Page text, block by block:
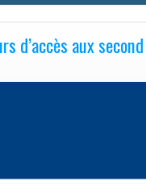
d’accès aux